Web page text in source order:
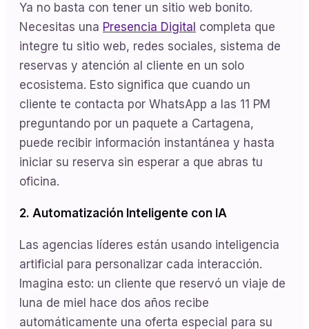
Ya no basta con tener un sitio web bonito.
Necesitas una Presencia Digital completa que
integre tu sitio web, redes sociales, sistema de
reservas y atención al cliente en un solo
ecosistema. Esto significa que cuando un
cliente te contacta por WhatsApp a las 11 PM
preguntando por un paquete a Cartagena,
puede recibir información instantánea y hasta
iniciar su reserva sin esperar a que abras tu
oficina.
2. Automatización Inteligente con IA
Las agencias líderes están usando inteligencia
artificial para personalizar cada interacción.
Imagina esto: un cliente que reservó un viaje de
luna de miel hace dos años recibe
automáticamente una oferta especial para su